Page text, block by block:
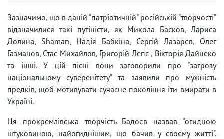
Зазначимо, що в даній "патріотичній" російській "творчості"
відзначилися такі путіністи, як Микола Басков, Лариса
Долина, Shaman, Надія Бабкіна, Сергій Лазарєв, Олег
Газманов, Стас Михайлов, Григорій Лепс , Вікторія Дайнеко
та інші. У цій пісні вони заговорили про "загрозу
національному суверенітету" та заявили про мужність
предків, щоб мотивувати сучасне покоління іти вмирати в
Україні.
Ця прокремлівська творчість Бадоєв назвав "огидною
штуковиною, найогиднішим, що бачив у своєму житті".